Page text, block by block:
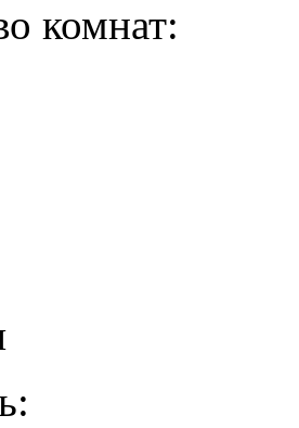
комнат: